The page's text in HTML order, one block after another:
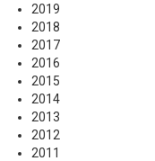
2019
2018
2017
2016
2015
2014
2013
2012
2011